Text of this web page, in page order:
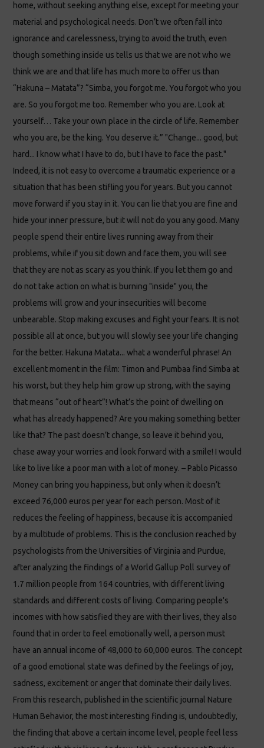
home, without seeking anything else, except for meeting your
material and psychological needs. Don’t we often fall into
ignorance and carelessness, trying to avoid the truth, even
though something inside us tells us that we are not who we
think we are and that life has much more to offer us than
“Hakuna – Matata”? “Simba, you forgot me. You forgot who you
are. So you forgot me too. Remember who you are. Look at
yourself… Take your own place in the circle of life. Remember
who you are, be the king. You deserve it.” "Change... good, but
hard... I know what I have to do, but I have to face the past."
Indeed, it is not easy to overcome a traumatic experience or a
situation that has been stifling you for years. But you cannot
move forward if you stay in it. You can lie that you are fine and
hide your inner pressure, but it will not do you any good. Many
people spend their entire lives running away from their
problems, while if you sit down and face them, you will see
that they are not as scary as you think. If you let them go and
do not take action on what is burning "inside" you, the
problems will grow and your insecurities will become
unbearable. Stop making excuses and fight your fears. It is not
possible all at once, but you will slowly see your life changing
for the better. Hakuna Matata... what a wonderful phrase! An
excellent moment in the film: Timon and Pumbaa find Simba at
his worst, but they help him grow up strong, with the saying
that means “out of heart”! What’s the point of dwelling on
what has already happened? Are you making something better
like that? The past doesn’t change, so leave it behind you,
chase away your worries and look forward with a smile! I would
like to live like a poor man with a lot of money. – Pablo Picasso
Money can bring you happiness, but only when it doesn’t
exceed 76,000 euros per year for each person. Most of it
reduces the feeling of happiness, because it is accompanied
by a multitude of problems. This is the conclusion reached by
psychologists from the Universities of Virginia and Purdue,
after analyzing the findings of a World Gallup Poll survey of
1.7 million people from 164 countries, with different living
standards and different costs of living. Comparing people's
incomes with how satisfied they are with their lives, they also
found that in order to feel emotionally well, a person must
have an annual income of 48,000 to 60,000 euros. The concept
of a good emotional state was defined by the feelings of joy,
sadness, excitement or anger that dominate their daily lives.
From this research, published in the scientific journal Nature
Human Behavior, the most interesting finding is, undoubtedly,
the finding that above a certain income level, people feel less